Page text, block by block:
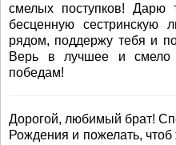
смелых поступков!
бесценную сестринскую
рядом, поддержу тебя и
Верь в лучшее и
победам!
Дорогой, любимый брат!
Рождения и пожелать,